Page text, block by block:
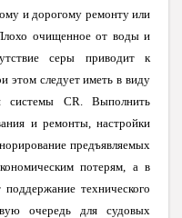
и дорогому ремонту или
очищенное от воды и
серы приводит к
этом следует иметь в виду
системы CR. Выполнить
и ремонты, настройки
предъявляемых
потерям, а в
технического
очередь для судовых